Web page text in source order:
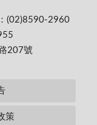
(02)8590-2960
207號
策